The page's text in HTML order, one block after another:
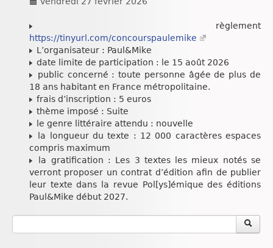
règlement
https://tinyurl.com/concourspaulemike
L’organisateur : Paul&Mike
date limite de participation : le 15 août 2026
public concerné : toute personne âgée de plus de
18 ans habitant en France métropolitaine.
frais d’inscription : 5 euros
thème imposé : Suite
le genre littéraire attendu : nouvelle
la longueur du texte : 12 000 caractères espaces
compris maximum
la gratification : Les 3 textes les mieux notés se
verront proposer un contrat d’édition afin de publier
leur texte dans la revue Pol[ys]émique des éditions
Paul&Mike début 2027.